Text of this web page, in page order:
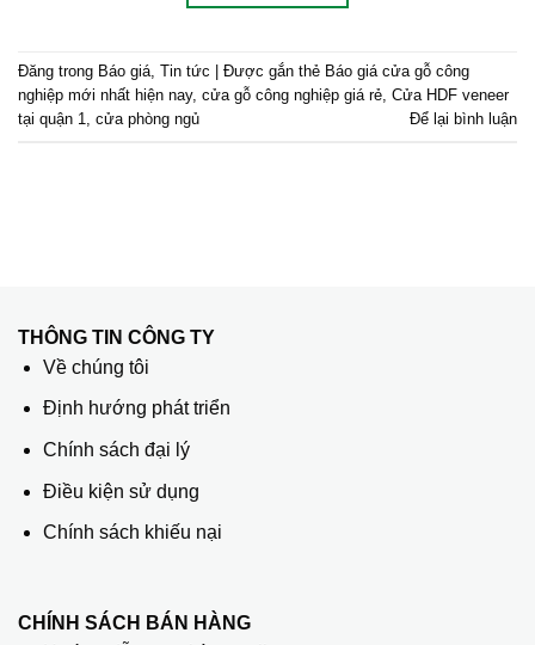
Đăng trong Báo giá, Tin tức Được gắn thẻ Báo giá cửa gỗ công
nghiệp mới nhất hiện nay, cửa gỗ công nghiệp giá rẻ, Cửa HDF veneer
tại quận 1, cửa phòng ngủ Để lại bình luận
THÔNG TIN CÔNG TY
Về chúng tôi
Định hướng phát triển
Chính sách đại lý
Điều kiện sử dụng
Chính sách khiếu nại
CHÍNH SÁCH BÁN HÀNG